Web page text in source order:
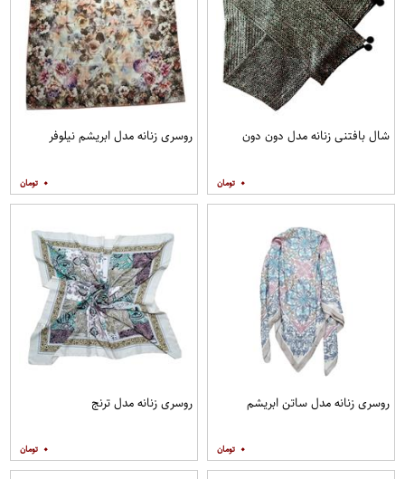
شال بافتنی زنانه مدل دون دون
۰
روسری زنانه مدل ابریشم نیلوفر
۰
روسری زنانه مدل ساتن ابریشم
۰
روسری زنانه مدل ترنج
۰